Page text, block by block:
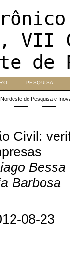
VII
de
PESQUISA
de Pesquisa e
Civil:
Barbosa
08-23